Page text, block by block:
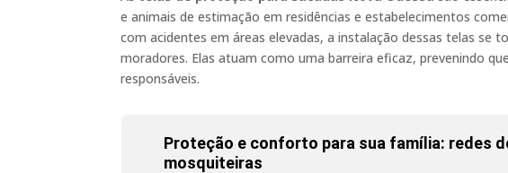
e animais de estimação em residências e estabelecimentos
com acidentes em áreas elevadas, a instalação dessas telas se
moradores. Elas atuam como uma barreira eficaz, prevenindo
responsáveis.
Proteção e conforto para sua família: redes
mosquiteiras